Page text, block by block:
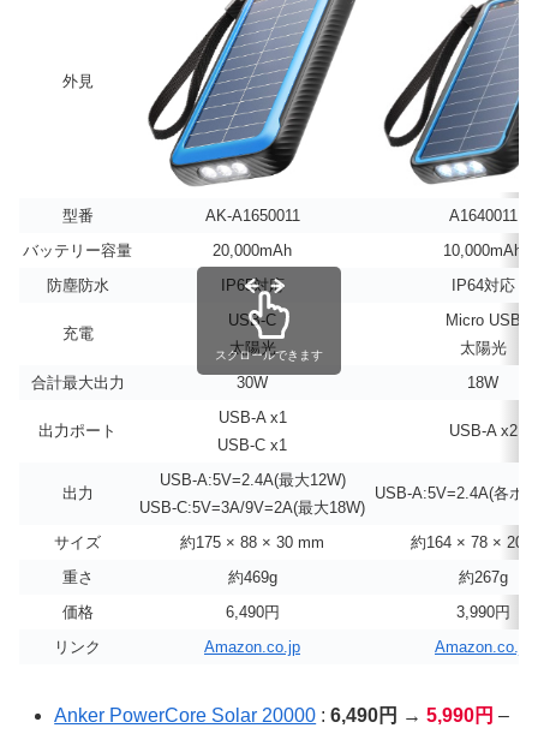
外見
型番 AK-A1650011
A1640011
バッテリー容量
20,000mAh
10,000mAh
防塵防水
IP65対応 IP64対応
充電
USB-C
太陽光
Micro USB
太陽光
合計最大出力
30W 18W
出力ポート
USB-A x1
USB-C x1
USB-A x2
出力
USB-A:5V=2.4A(最大12W)
USB-C:5V=3A/9V=2A(最大18W)
USB-A:5V=2.4A(各ポ
サイズ 約175 × 88 × 30 mm
約164 × 78 × 20
重さ
約469g
約267g
価格
6,490円
3,990円
リンク
Amazon.co.jp Amazon.co.jp
スクロールできます
Anker PowerCore Solar 20000 :6,490円 → 5,990円 –